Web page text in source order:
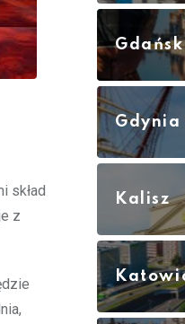
skład
z
Gdańsk
Gdynia
Kalisz